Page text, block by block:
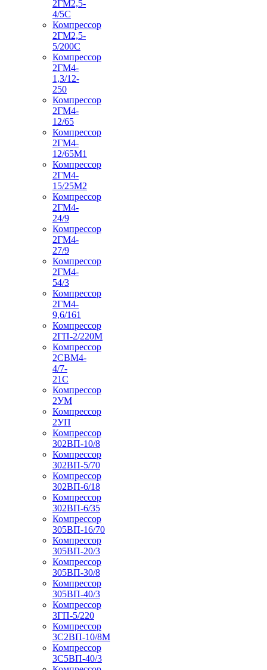
2ГМ2,5-
4/5С
Компрессор
2ГМ2,5-
5/200С
Компрессор
2ГМ4-
1,3/12-
250
Компрессор
2ГМ4-
12/65
Компрессор
2ГМ4-
12/65М1
Компрессор
2ГМ4-
15/25М2
Компрессор
2ГМ4-
24/9
Компрессор
2ГМ4-
27/9
Компрессор
2ГМ4-
54/3
Компрессор
2ГМ4-
9,6/161
Компрессор
2ГП-2/220М
Компрессор
2СВМ4-
4/7-
21С
Компрессор
2УМ
Компрессор
2УП
Компрессор
302ВП-10/8
Компрессор
302ВП-5/70
Компрессор
302ВП-6/18
Компрессор
302ВП-6/35
Компрессор
305ВП-16/70
Компрессор
305ВП-20/3
Компрессор
305ВП-30/8
Компрессор
305ВП-40/3
Компрессор
3ГП-5/220
Компрессор
3С2ВП-10/8М
Компрессор
3С5ВП-40/3